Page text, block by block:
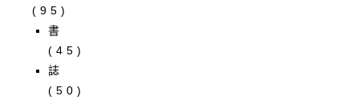
(95)
書
(45)
誌
(50)